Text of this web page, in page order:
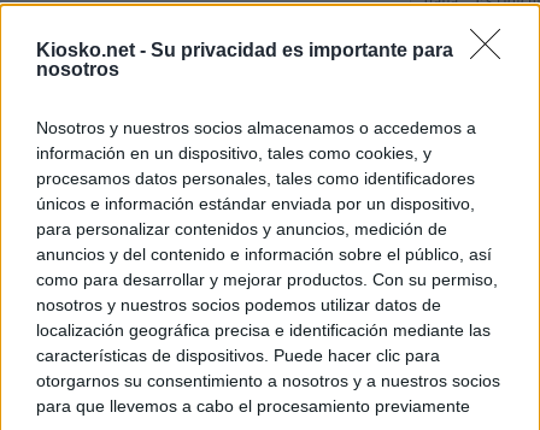
Kiosko.net - Su privacidad es importante para
nosotros
Nosotros y nuestros socios almacenamos o accedemos a
información en un dispositivo, tales como cookies, y
procesamos datos personales, tales como identificadores
únicos e información estándar enviada por un dispositivo,
para personalizar contenidos y anuncios, medición de
anuncios y del contenido e información sobre el público, así
como para desarrollar y mejorar productos. Con su permiso,
nosotros y nuestros socios podemos utilizar datos de
localización geográfica precisa e identificación mediante las
características de dispositivos. Puede hacer clic para
otorgarnos su consentimiento a nosotros y a nuestros socios
para que llevemos a cabo el procesamiento previamente
Última hora
tacha de
Sánchez
© Kiosko.net Aviso Legal Privacidad y Cookies